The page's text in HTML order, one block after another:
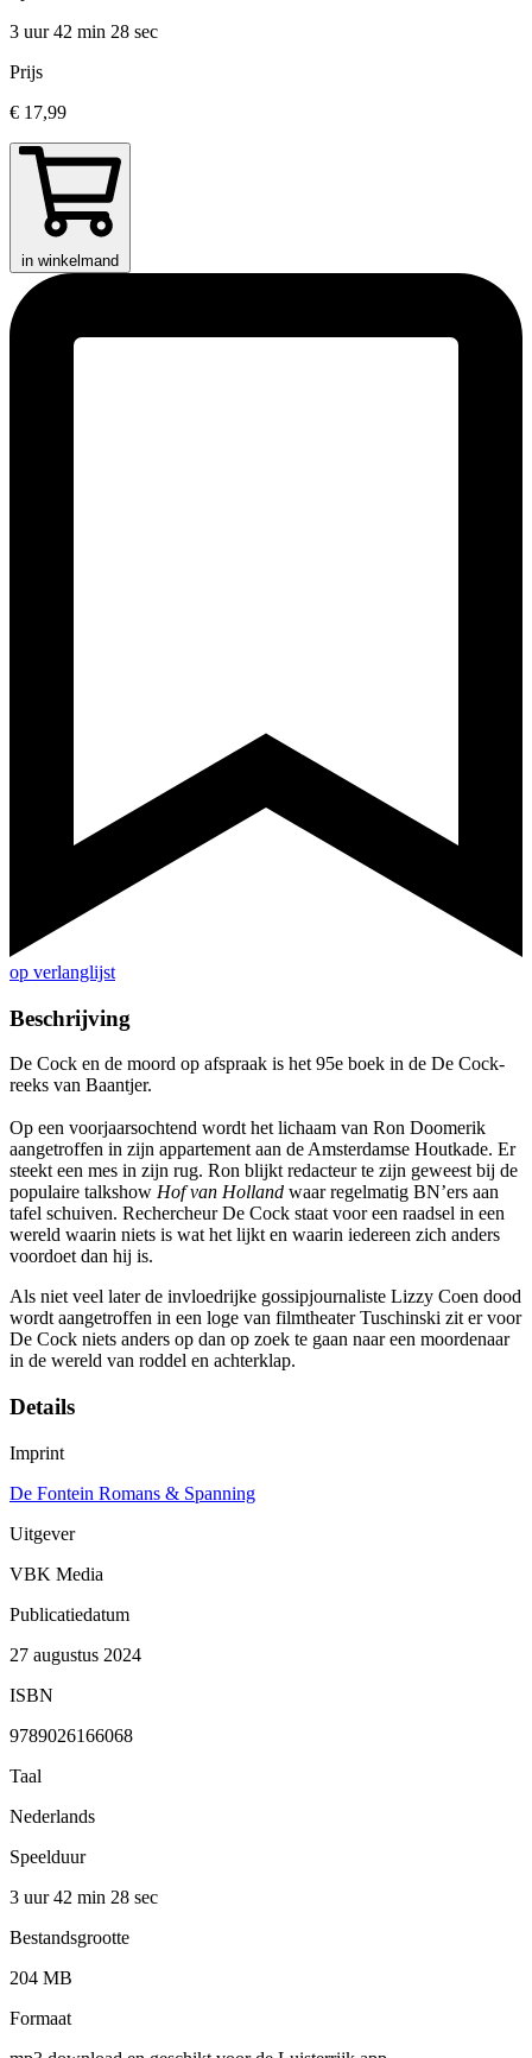
3 uur 42 min 28 sec
Prijs
€ 17,99
in winkelmand
op verlanglijst
Beschrijving
De Cock en de moord op afspraak is het 95e boek in de De Cock-
reeks van Baantjer.
Op een voorjaarsochtend wordt het lichaam van Ron Doomerik
aangetroffen in zijn appartement aan de Amsterdamse Houtkade. Er
steekt een mes in zijn rug. Ron blijkt redacteur te zijn geweest bij de
populaire talkshow Hof van Holland waar regelmatig BN’ers aan
tafel schuiven. Rechercheur De Cock staat voor een raadsel in een
wereld waarin niets is wat het lijkt en waarin iedereen zich anders
voordoet dan hij is.
Als niet veel later de invloedrijke gossipjournaliste Lizzy Coen dood
wordt aangetroffen in een loge van filmtheater Tuschinski zit er voor
De Cock niets anders op dan op zoek te gaan naar een moordenaar
in de wereld van roddel en achterklap.
Details
Imprint
De Fontein Romans & Spanning
Uitgever
VBK Media
Publicatiedatum
27 augustus 2024
ISBN
9789026166068
Taal
Nederlands
Speelduur
3 uur 42 min 28 sec
Bestandsgrootte
204 MB
Formaat